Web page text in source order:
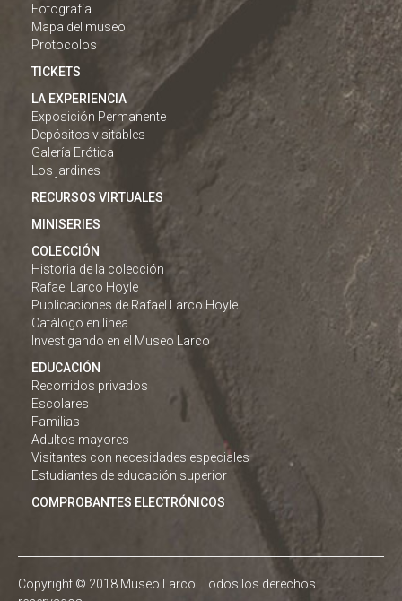
Fotografía
Mapa del museo
Protocolos
TICKETS
LA EXPERIENCIA
Exposición Permanente
Depósitos visitables
Galería Erótica
Los jardines
RECURSOS VIRTUALES
MINISERIES
COLECCIÓN
Historia de la colección
Rafael Larco Hoyle
Publicaciones de Rafael Larco Hoyle
Catálogo en línea
Investigando en el Museo Larco
EDUCACIÓN
Recorridos privados
Escolares
Familias
Adultos mayores
Visitantes con necesidades especiales
Estudiantes de educación superior
COMPROBANTES ELECTRÓNICOS
Copyright © 2018 Museo Larco. Todos los derechos